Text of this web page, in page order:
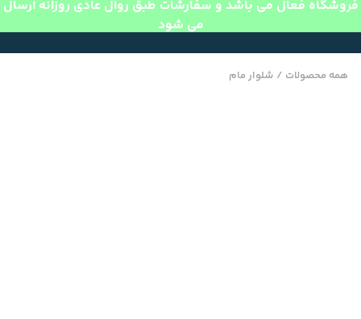
فروشگاه فعال می باشد و سفارشات طبق روال عادی روزانه ارسال
می شود
همه محصولات / شلوار مام